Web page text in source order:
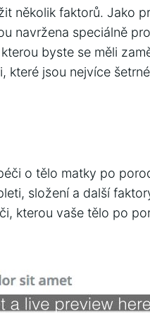
několik faktorů. Jako
navržena speciálně
byste se měli
které jsou nejvíce
o tělo matky po
složení a další
kterou vaše tělo po